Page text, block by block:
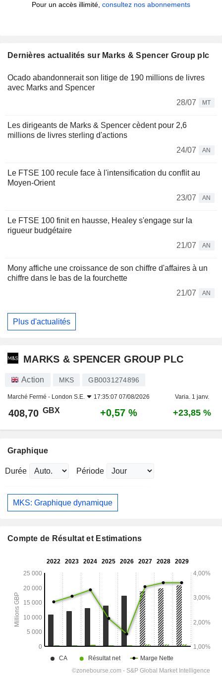
Pour un accès illimité, consultez nos abonnements
Dernières actualités sur Marks & Spencer Group plc
Ocado abandonnerait son litige de 190 millions de livres
avec Marks and Spencer
28/07
MT
Les dirigeants de Marks & Spencer cèdent pour 2,6
millions de livres sterling d'actions
24/07
AN
Le FTSE 100 recule face à l'intensification du conflit au
Moyen-Orient
23/07
AN
Le FTSE 100 finit en hausse, Healey s'engage sur la
rigueur budgétaire
21/07
AN
Mony affiche une croissance de son chiffre d'affaires à un
chiffre dans le bas de la fourchette
21/07
AN
Plus d'actualités
MARKS & SPENCER GROUP PLC
Action MKS GB0031274896
Marché Fermé - London S.E. 17:35:07 07/08/2026 Varia. 1 janv.
408,70 GBX +0,57 % +23,85 %
Graphique
Durée Période
MKS: Graphique dynamique
Compte de Résultat et Estimations